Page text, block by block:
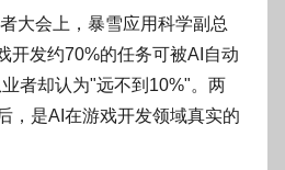
大会上，暴雪应用科学副总
开发约70%的任务可被AI自动
者却认为"远不到10%"。两
，是AI在游戏开发领域真实的